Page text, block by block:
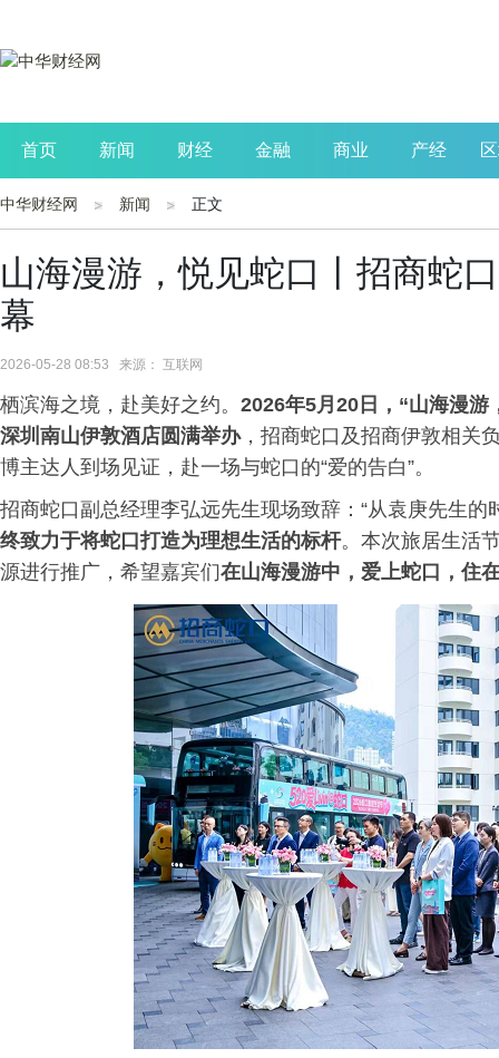
首页 新闻 财经 金融 商业 产经
公司 生活 读书
中华财经网 新闻 正文
山海漫游，悦见蛇口丨招商蛇
幕
2026-05-28 08:53 来源： 互联网
栖滨海之境，赴美好之约。 2026年5月20日，“山海漫
深圳南山伊敦酒店圆满举办，招商蛇口及招商伊敦相关
博主达人到场见证，赴一场与蛇口的“爱的告白”。
招商蛇口副总经理李弘远先生现场致辞：“从袁庚先生
终致力于将蛇口打造为理想生活的标杆。本次旅居生活
源进行推广，希望嘉宾们在山海漫游中，爱上蛇口，住